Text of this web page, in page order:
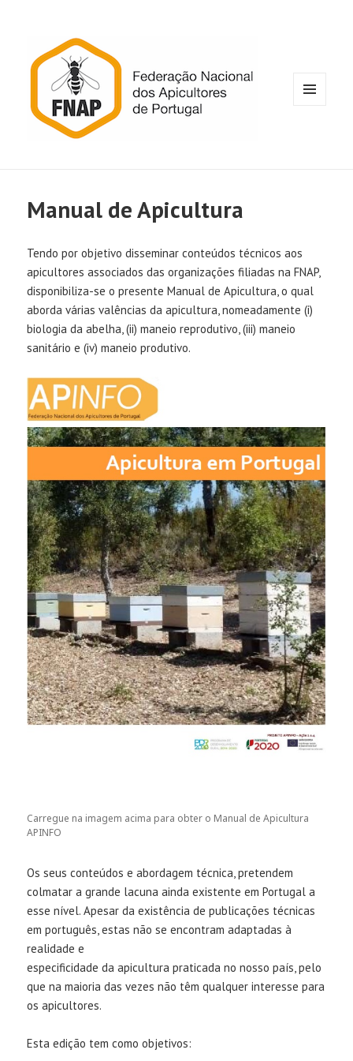
Manual de Apicultura
Tendo por objetivo disseminar conteúdos técnicos aos
apicultores associados das organizações filiadas na FNAP,
disponibiliza-se o presente Manual de Apicultura, o qual
aborda várias valências da apicultura, nomeadamente (i)
biologia da abelha, (ii) maneio reprodutivo, (iii) maneio
sanitário e (iv) maneio produtivo.
Carregue na imagem acima para obter o Manual de Apicultura
APINFO
Os seus conteúdos e abordagem técnica, pretendem
colmatar a grande lacuna ainda existente em Portugal a
esse nível. Apesar da existência de publicações técnicas
em português, estas não se encontram adaptadas à
realidade e
especificidade da apicultura praticada no nosso país, pelo
que na maioria das vezes não têm qualquer interesse para
os apicultores.
Esta edição tem como objetivos: